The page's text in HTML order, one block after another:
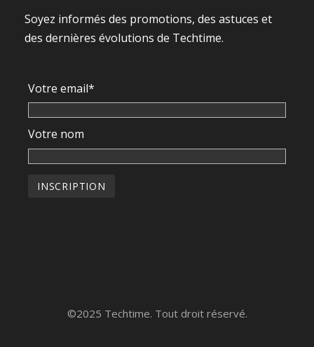
Soyez informés des promotions, des astuces et
des dernières évolutions de Techtime.
Votre email*
Votre nom
©2025 Techtime. Tout droit réservé.